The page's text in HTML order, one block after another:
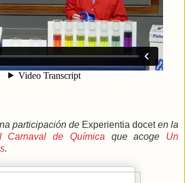
participación de Experientia doceten la
Carnaval de Química que acoge Un
.